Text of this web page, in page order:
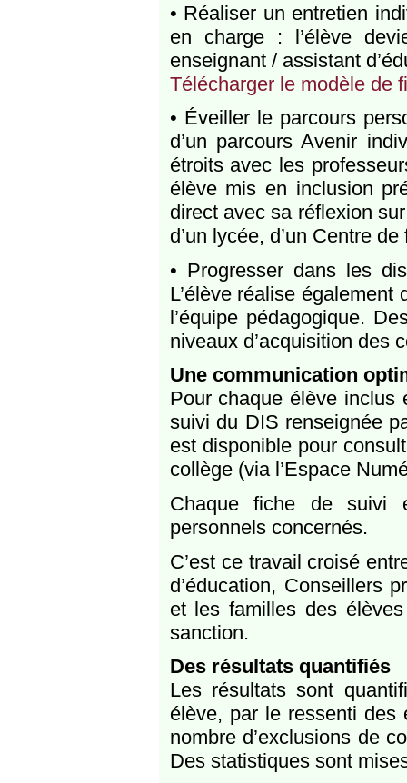
• Réaliser un entretien
en charge : l’élève
enseignant / assistant
Télécharger le modèle de
• Éveiller le parcours
d’un parcours Avenir
étroits avec les
élève mis en inclusion
direct avec sa réflexion
d’un lycée, d’un Centre
• Progresser dans les
L’élève réalise
l’équipe pédagogique.
niveaux d’acquisition des
Une communication
Pour chaque élève inclus
suivi du DIS renseignée
est disponible pour
collège (via l’Espace
Chaque fiche de suivi
personnels concernés.
C’est ce travail croisé
d’éducation, Conseillers
et les familles des
sanction.
Des résultats quantifiés
Les résultats sont
élève, par le ressenti des
nombre d’exclusions de
Des statistiques sont